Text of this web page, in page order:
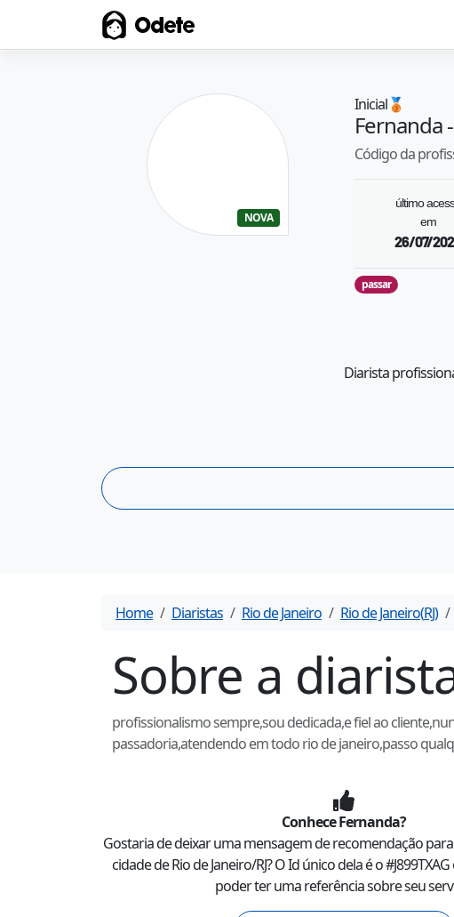
Odete
NOVA
Inicial🥉
Fernanda
Código da
último
em
26/07/
passar
Diarista
Home Diaristas Rio de Janeiro Rio de Janeiro(RJ)
Sobre a
profissionalismo sempre,sou dedicada,e fiel ao
passadoria,atendendo em todo rio de janeiro,passo
ConheceFernanda?
Gostaria de deixar uma mensagem de recomendação para
cidade deRio de Janeiro/RJ? O Id único dela é o #J899TXAG
poder ter uma referência sobre seu